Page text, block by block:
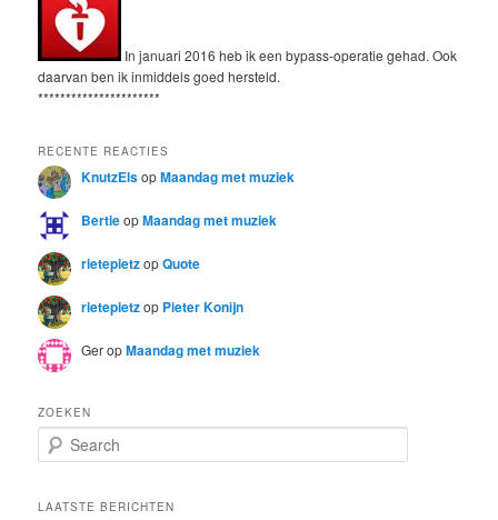
In januari 2016 heb ik een bypass-operatie gehad. Ook
daarvan ben ik inmiddels goed hersteld.
**********************
RECENTE REACTIES
KnutzElsopMaandag met muziek
BertieopMaandag met muziek
rietepietzopQuote
rietepietzop Pieter Konijn
GeropMaandag met muziek
ZOEKEN
e
rLAATSTE BERICHTEN